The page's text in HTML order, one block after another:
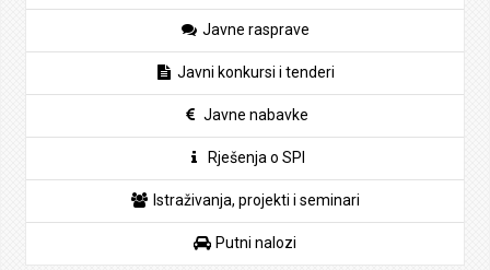
Javne rasprave
Javni konkursi i tenderi
Javne nabavke
Rješenja o SPI
Istraživanja, projekti i seminari
Putni nalozi